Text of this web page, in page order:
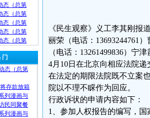
态（总第
态（总第
态（总第
态（总第
态（总第
门
态（总第
存款放箱
列漫画与
民同聚餐
列漫画与
《民生观察》义工李其刚报
丽荣（电话：13693244761
（电话：13261499836）宁
4月10日在北京向相应法院
在法定的期限法院既不立案
院以不理不睬作为回应。
行政诉状的申请内容如下：
1、参加人权报告的编写，